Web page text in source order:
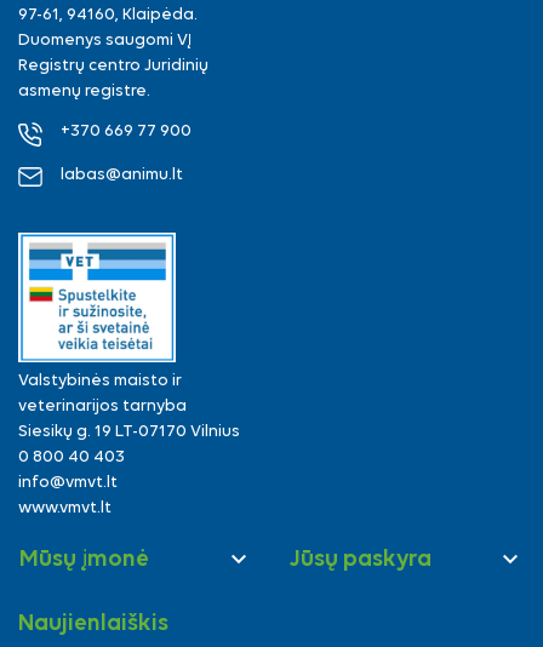
97-61, 94160, Klaipėda.
Duomenys saugomi VĮ
Registrų centro Juridinių
asmenų registre.
+370 669 77 900
labas@animu.lt
Valstybinės maisto ir
veterinarijos tarnyba
Siesikų g. 19 LT-07170 Vilnius
0 800 40 403
info@vmvt.lt
www.vmvt.lt
Mūsų įmonė  Jūsų paskyra 
Naujienlaiškis